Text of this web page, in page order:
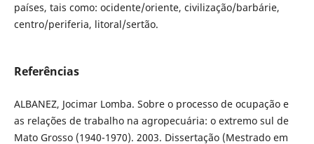
países, tais como: ocidente/oriente, civilização/barbárie,
centro/periferia, litoral/sertão.
Referências
ALBANEZ, Jocimar Lomba. Sobre o processo de ocupação e
as relações de trabalho na agropecuária: o extremo sul de
Mato Grosso (1940-1970). 2003. Dissertação (Mestrado em